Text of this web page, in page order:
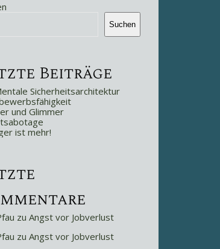
Suchen
Beiträge
Sicherheitsarchitektur
und Glimmer
ist mehr!
zu Angst vor Jobverlust
zu Angst vor Jobverlust